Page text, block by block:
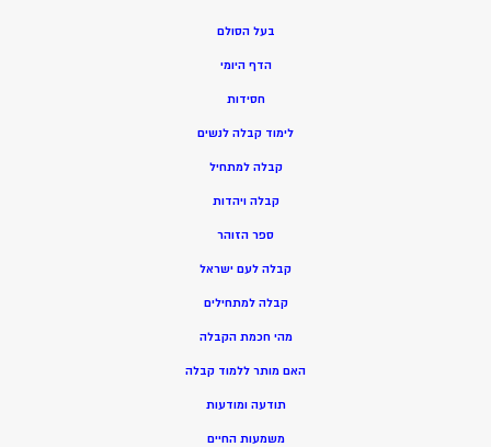
בעל הסולם
הדף היומי
חסידות
לימוד קבלה לנשים
קבלה למתחיל
קבלה ויהדות
ספר הזוהר
קבלה לעם ישראל
קבלה למתחילים
מהי חכמת הקבלה
האם מותר ללמוד קבלה
תודעה ומודעות
משמעות החיים